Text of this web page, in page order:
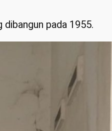
dibangun pada 1955.